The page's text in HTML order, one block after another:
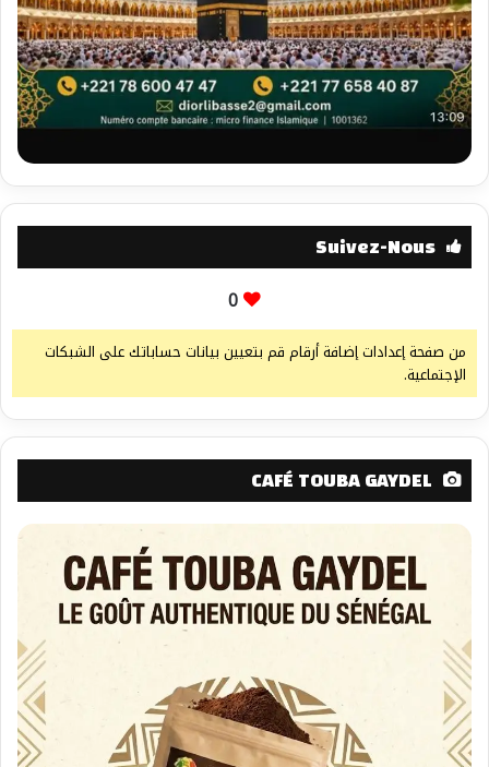
Suivez-Nous
0
من صفحة إعدادات إضافة أرقام قم بتعيين بيانات حساباتك على الشبكات
الإجتماعية.
CAFÉ TOUBA GAYDEL